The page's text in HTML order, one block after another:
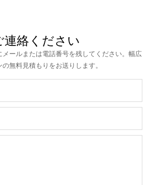
連絡ください
メールまたは電話番号を残してください。幅広
の無料見積もりをお送りします。